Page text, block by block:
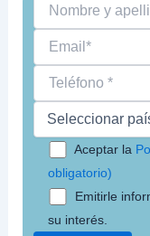
Aceptar la
obligatorio)
Emitirle
su interés.